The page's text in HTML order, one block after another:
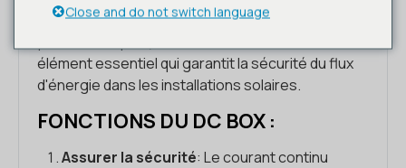
provenant des panneaux solaires (panneaux
élément essentiel qui garantit la sécurité du flux
d'énergie dans les installations solaires.
FONCTIONS DU DC BOX :
Assurer la sécurité: Le courant continu
Close and do not switch language